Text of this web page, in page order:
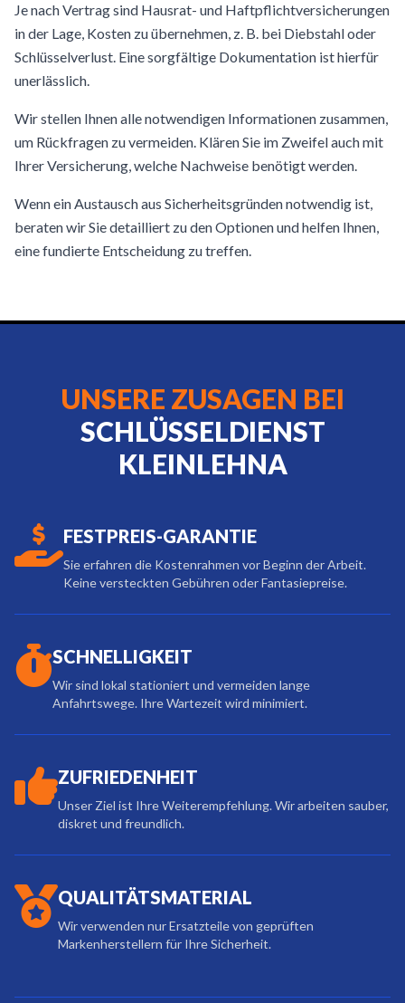
Je nach Vertrag sind Hausrat- und Haftpflichtversicherungen
in der Lage, Kosten zu übernehmen, z. B. bei Diebstahl oder
Schlüsselverlust. Eine sorgfältige Dokumentation ist hierfür
unerlässlich.
Wir stellen Ihnen alle notwendigen Informationen zusammen,
um Rückfragen zu vermeiden. Klären Sie im Zweifel auch mit
Ihrer Versicherung, welche Nachweise benötigt werden.
Wenn ein Austausch aus Sicherheitsgründen notwendig ist,
beraten wir Sie detailliert zu den Optionen und helfen Ihnen,
eine fundierte Entscheidung zu treffen.
UNSERE ZUSAGEN BEI
SCHLÜSSELDIENST
KLEINLEHNA
FESTPREIS-GARANTIE
Sie erfahren die Kostenrahmen vor Beginn der Arbeit.
Keine versteckten Gebühren oder Fantasiepreise.
SCHNELLIGKEIT
Wir sind lokal stationiert und vermeiden lange
Anfahrtswege. Ihre Wartezeit wird minimiert.
ZUFRIEDENHEIT
Unser Ziel ist Ihre Weiterempfehlung. Wir arbeiten sauber,
diskret und freundlich.
QUALITÄTSMATERIAL
Wir verwenden nur Ersatzteile von geprüften
Markenherstellern für Ihre Sicherheit.